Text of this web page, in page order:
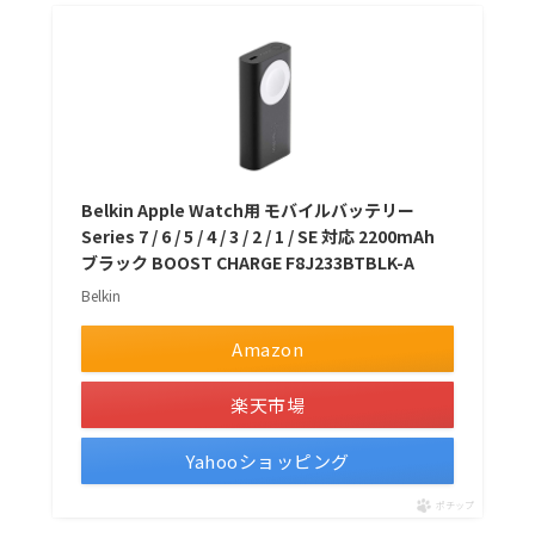
Belkin Apple Watch用 モバイルバッテリー
Series 7 / 6 / 5 / 4 / 3 / 2 / 1 / SE 対応 2200mAh
ブラック BOOST CHARGE F8J233BTBLK-A
Belkin
Amazon
楽天市場
Yahooショッピング
ポチップ